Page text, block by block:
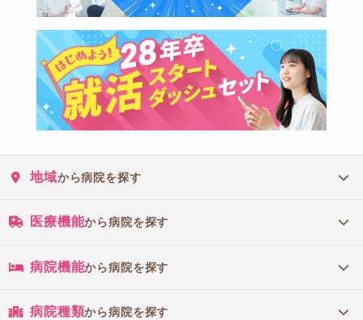
地域から病院を探す
医療機能から病院を探す
病院機能から病院を探す
病院種類から病院を探す